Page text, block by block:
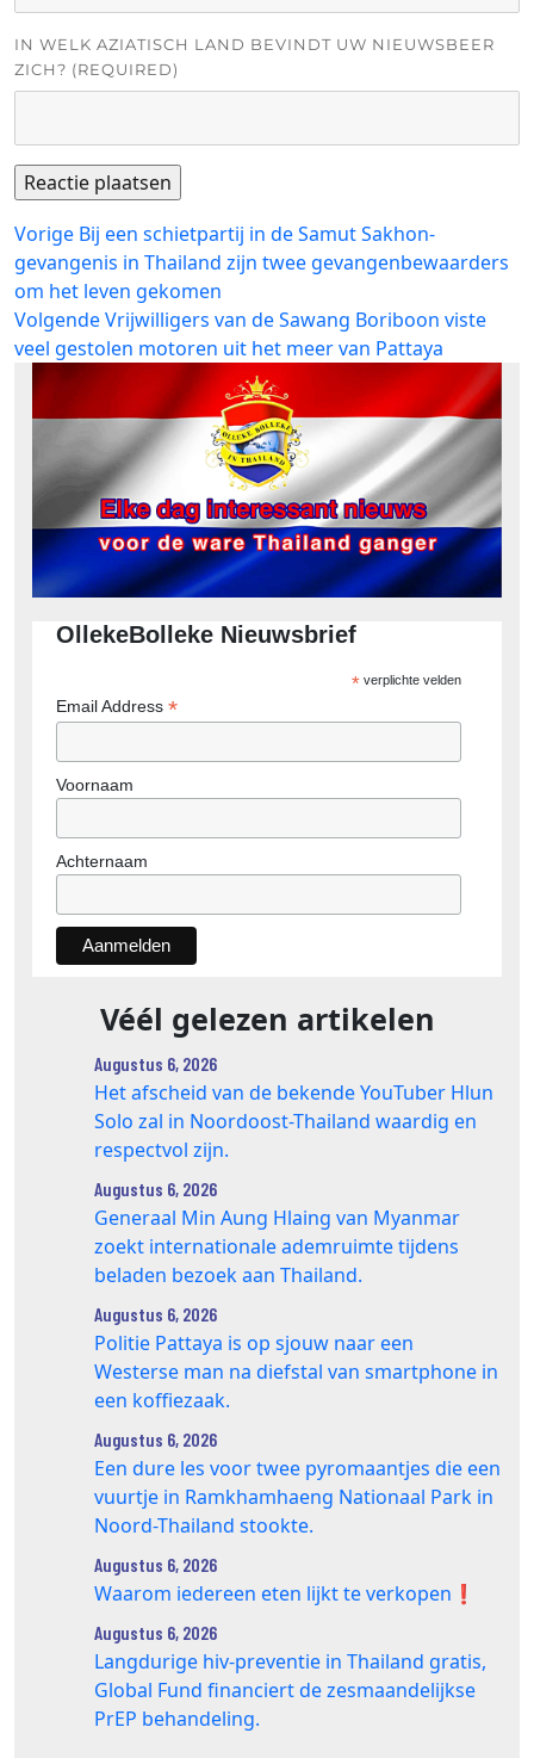
IN WELK AZIATISCH LAND BEVINDT UW NIEUWSBEER
ZICH? (REQUIRED)
Bericht
navigatie
Vorige Vorig
bericht:
Bij een schietpartij in de Samut Sakhon-
gevangenis in Thailand zijn twee gevangenbewaarders
om het leven gekomen
VolgendeVolgend
bericht:
Vrijwilligers van de Sawang Boriboon viste
veel gestolen motoren uit het meer van Pattaya
OllekeBolleke Nieuwsbrief
*verplichte velden
Email Address *
Voornaam
Achternaam
Véél gelezen artikelen
Augustus 6, 2026
Het afscheid van de bekende YouTuber Hlun
Solo zal in Noordoost-Thailand waardig en
respectvol zijn.
Augustus 6, 2026
Generaal Min Aung Hlaing van Myanmar
zoekt internationale ademruimte tijdens
beladen bezoek aan Thailand.
Augustus 6, 2026
Politie Pattaya is op sjouw naar een
Westerse man na diefstal van smartphone in
een koffiezaak.
Augustus 6, 2026
Een dure les voor twee pyromaantjes die een
vuurtje in Ramkhamhaeng Nationaal Park in
Noord-Thailand stookte.
Augustus 6, 2026
Waarom iedereen eten lijkt te verkopen❗️
Augustus 6, 2026
Langdurige hiv-preventie in Thailand gratis,
Global Fund financiert de zesmaandelijkse
PrEP behandeling.